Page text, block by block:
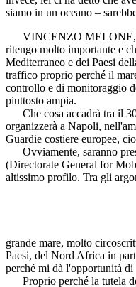
siamo in un oceano –
VINCENZO MELONE,
ritengo molto importante e
Mediterraneo e dei Paesi
traffico proprio perché il
controllo e di monitoraggio
piuttosto ampia.
Che cosa accadrà tra il 30
organizzerà a Napoli,
Guardie costiere europee,
Ovviamente, saranno
(Directorate General for
altissimo profilo. Tra gli
grande mare, molto
Paesi, del Nord Africa in
perché mi dà l'opportunità di
Proprio perché la tutela